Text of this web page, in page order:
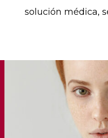
solución médica,